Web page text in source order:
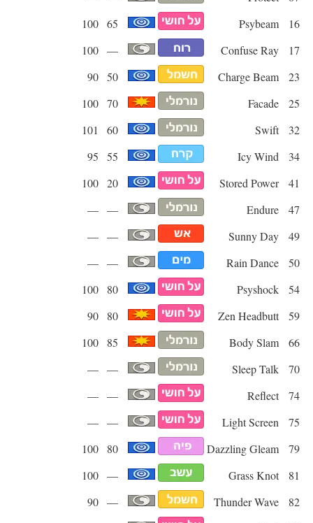
16
Psybeam
65
100
17
Confuse Ray
—
100
23
Charge Beam
50
90
25
Facade
70
100
32
Swift
60
101
34
Icy Wind
55
95
41
Stored Power
20
100
47
Endure
—
—
49
Sunny Day
—
—
50
Rain Dance
—
—
54
Psyshock
80
100
59
Zen Headbutt
80
90
66
Body Slam
85
100
70
Sleep Talk
—
—
74
Reflect
—
—
75
Light Screen
—
—
79
Dazzling Gleam
80
100
81
Grass Knot
—
100
82
Thunder Wave
—
90